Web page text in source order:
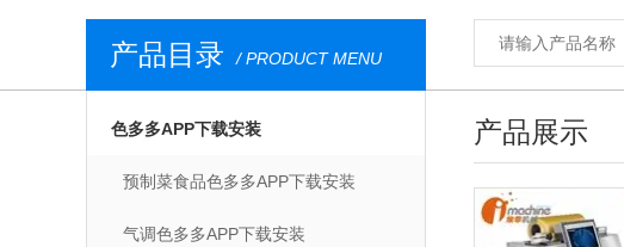
产品目录 / PRODUCT MENU
色多多APP下载安装
预制菜食品色多多APP下载安装
气调色多多APP下载安装
产品展示